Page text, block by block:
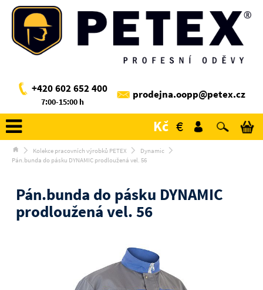
+420 602 652 400
7:00-15:00 h
prodejna.oopp@petex.cz
Kč €
Kolekce pracovních výrobků PETEX
Dynamic
Pán.bunda do pásku DYNAMIC prodloužená vel. 56
Pán.bunda do pásku DYNAMIC
prodloužená vel. 56